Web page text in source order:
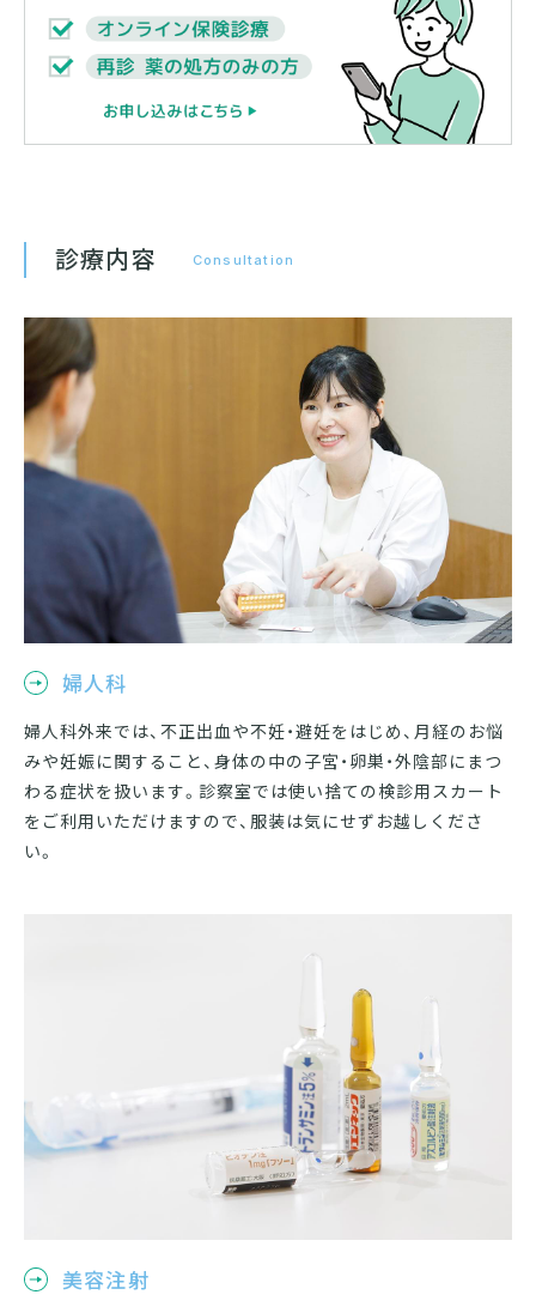
診療内容 Consultation
婦人科
婦人科外来では、不正出血や不妊・避妊をはじめ、月経のお悩
みや妊娠に関すること、身体の中の子宮・卵巣・外陰部にまつ
わる症状を扱います。診察室では使い捨ての検診用スカート
をご利用いただけますので、服装は気にせずお越しくださ
い。
美容注射